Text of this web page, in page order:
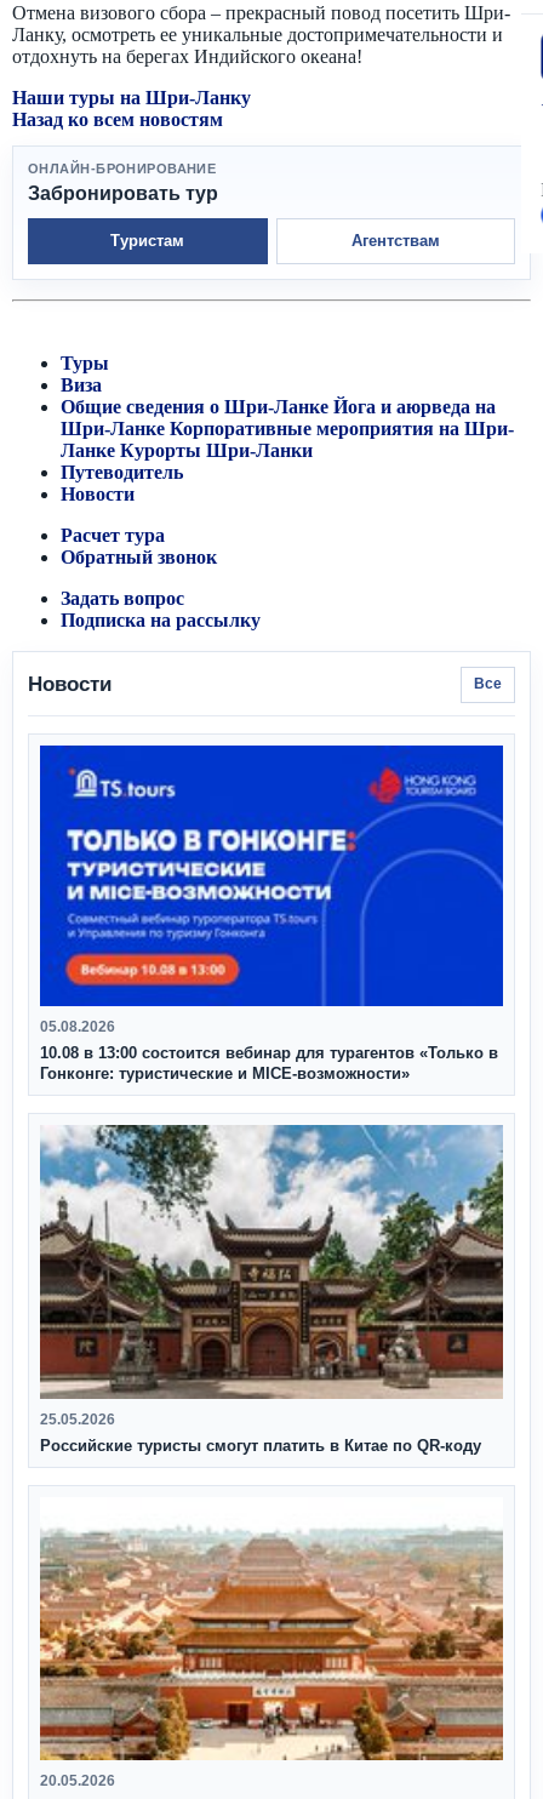
Отмена визового сбора – прекрасный повод посетить Шри-
Ланку, осмотреть ее уникальные достопримечательности и
отдохнуть на берегах Индийского океана!
Наши туры на Шри-Ланку
Назад ко всем новостям
ОНЛАЙН-БРОНИРОВАНИЕ
Забронировать тур
Туристам Агентствам
Туры
Виза
Общие сведения о Шри-Ланке Йога и аюрведа на
Шри-Ланке Корпоративные мероприятия на Шри-
Ланке Курорты Шри-Ланки
Путеводитель
Новости
Расчет тура
Обратный звонок
Задать вопрос
Подписка на рассылку
Новости Все
05.08.2026
10.08 в 13:00 состоится вебинар для турагентов «Только в
Гонконге: туристические и MICE-возможности»
25.05.2026
Российские туристы смогут платить в Китае по QR‑коду
20.05.2026